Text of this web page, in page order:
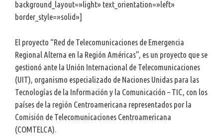
background_layout=»light» text_orientation=»left»
border_style=»solid»]
El proyecto “Red de Telecomunicaciones de Emergencia
Regional Alterna en la Región Américas”, es un proyecto que se
gestionó ante la Unión Internacional de Telecomunicaciones
(UIT), organismo especializado de Naciones Unidas para las
Tecnologías de la Información y la Comunicación – TIC, con los
países de la región Centroamericana representados por la
Comisión de Telecomunicaciones Centroamericana
(COMTELCA).